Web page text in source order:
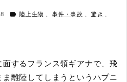
 陸上生物 , 事件・事故 , 驚き ,
するフランス領ギアナで、飛
離陸してしまうというハプニ